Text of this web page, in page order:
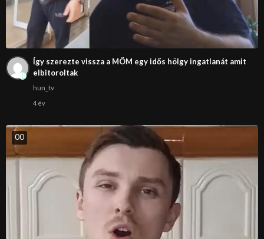
Így szerezte vissza a MÖM egy idős hölgy ingatlanát amit
elbitoroltak
hun_tv
4 év
00